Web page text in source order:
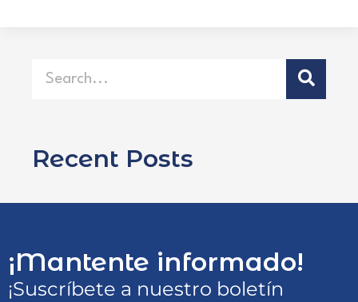
Recent Posts
¡Mantente informado!
¡Suscríbete a nuestro boletín